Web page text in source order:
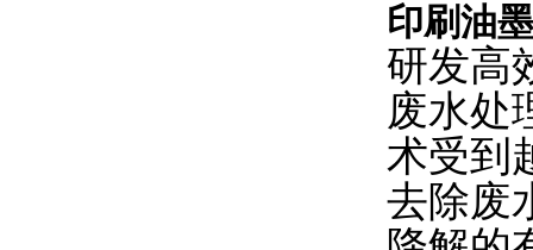
印刷油
研发高
废水处
术受到
去除废